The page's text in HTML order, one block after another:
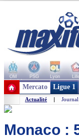
OM PSG Lyon
+ de clubs
Mercato Ligue 1
Actualité |
Monaco :